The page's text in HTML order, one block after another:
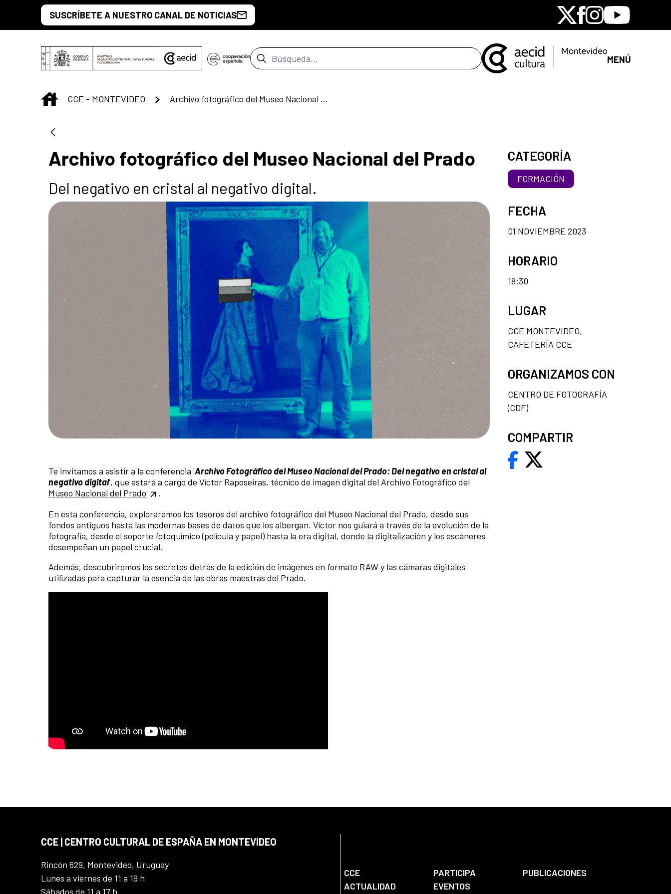
Saltar al contenido principal
SUSCRÍBETE A NUESTRO CANAL DE NOTICIAS X Facebook
Instagram
Youtube
Barra de búsqueda MENÚ
INICIO
CCE - MONTEVIDEO Archivo fotográfico del Museo Nacional del Prado
Archivo fotográfico del Museo Nacional del Prado
Del negativo en cristal al negativo digital.
Te invitamos a asistir a la conferencia 'Archivo Fotográfico del Museo Nacional del Prado: Del negativo en cristal al
negativo digital', que estará a cargo de Víctor Raposeiras, técnico de imagen digital del Archivo Fotográfico del
Museo Nacional del Prado
.
En esta conferencia, exploraremos los tesoros del archivo fotográfico del Museo Nacional del Prado, desde sus
fondos antiguos hasta las modernas bases de datos que los albergan. Víctor nos guiará a través de la evolución de la
fotografía, desde el soporte fotoquímico (película y papel) hasta la era digital, donde la digitalización y los escáneres
desempeñan un papel crucial.
Además, descubriremos los secretos detrás de la edición de imágenes en formato RAW y las cámaras digitales
utilizadas para capturar la esencia de las obras maestras del Prado.
CATEGORÍA
FORMACIÓN
FECHA
01 NOVIEMBRE 2023
HORARIO
18:30
LUGAR
CCE MONTEVIDEO,
CAFETERÍA CCE
ORGANIZAMOS CON
CENTRO DE FOTOGRAFÍA
(CDF)
COMPARTIR
CCE | CENTRO CULTURAL DE ESPAÑA EN MONTEVIDEO
Rincón 629, Montevideo, Uruguay
Lunes a viernes de 11 a 19 h
Sábados de 11 a 17 h
CCE PARTICIPA
PUBLICACIONES
ACTUALIDAD
EVENTOS